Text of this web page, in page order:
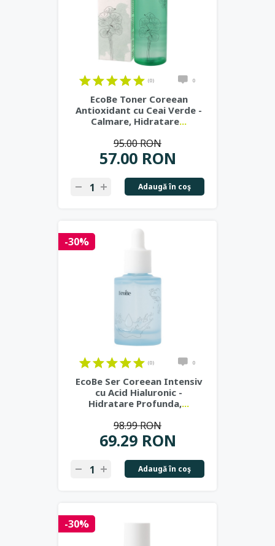
(0) 0
EcoBe Toner Coreean
Antioxidant cu Ceai Verde -
Calmare, Hidratare...
57.00 RON
95.00 RON
Adaugă în coş
-30%
(0) 0
EcoBe Ser Coreean Intensiv
cu Acid Hialuronic -
Hidratare Profunda,...
69.29 RON
98.99 RON
Adaugă în coş
-30%